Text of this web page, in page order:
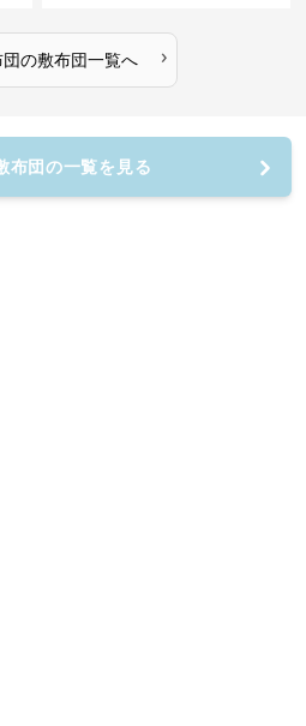
の敷布団一覧へ ›
布団の一覧を見る